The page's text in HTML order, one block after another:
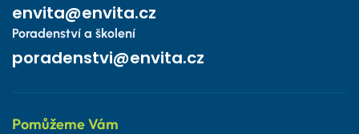
envita@envita.cz
Poradenství a školení
poradenstvi@envita.cz
Pomůžeme Vám